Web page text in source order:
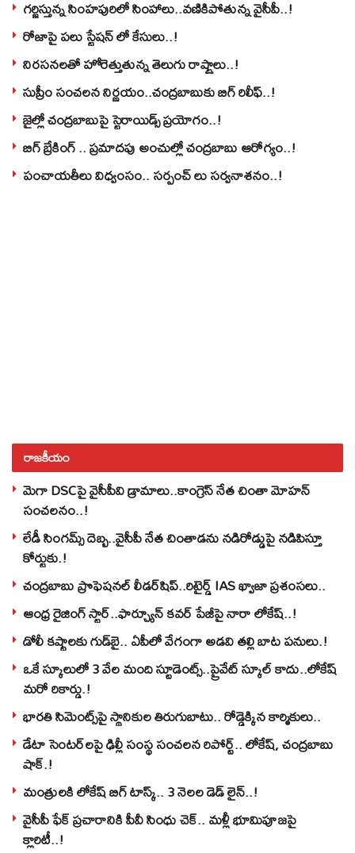
గర్జిస్తున్న సింహపురిలో సింహాలు..వణికిపోతున్న వైసీపీ..!
రోజాపై పలు స్టేషన్ లో కేసులు..!
నిరసనలతో హోరెత్తుతున్న తెలుగు రాష్ట్రాలు..!
సుప్రీం సంచలన నిర్ణయం..చంద్రబాబుకు బిగ్ రిలీఫ్..!
జైల్లో చంద్రబాబుపై స్టెరాయిడ్స్ ప్రయోగం..!
బిగ్ బ్రేకింగ్ .. ప్రమాదపు అంచుల్లో చంద్రబాబు ఆరోగ్యం..!
పంచాయతీలు విధ్వంసం.. సర్పంచ్ లు సర్వనాశనం..!
రాజకీయం
మెగా DSCపై వైసీపీవి డ్రామాలు..కాంగ్రెస్ నేత చింతా మోహన్
సంచలనం..!
లేడీ సింగమ్స్ దెబ్బ..వైసీపీ నేత చింతాడను నడిరోడ్డుపై నడిపిస్తూ
కోర్టుకు.!
చంద్రబాబు ప్రొఫెషనల్ లీడర్‌షిప్..రిటైర్డ్ IAS ఖ్వాజా ప్రశంసలు..
ఆంధ్ర రైజింగ్ స్టార్..ఫార్చ్యూన్ కవర్ పేజీపై నారా లోకేష్..!
డోలీ కష్టాలకు గుడ్‌బై.. ఏపీలో వేగంగా అడవి తల్లి బాట పనులు.!
ఒకే స్కూలులో 3 వేల మంది స్టూడెంట్స్‌..ప్రైవేట్‌ స్కూల్‌ కాదు..లోకేష్
మరో రికార్డు.!
భారతి సిమెంట్స్‌పై స్థానికుల తిరుగుబాటు.. రోడ్డెక్కిన కార్మికులు..
డేటా సెంటర్‌లపై ఢిల్లీ సంస్థ సంచలన రిపోర్ట్.. లోకేష్‌, చంద్రబాబు
షాక్‌.!
మంత్రులకి లోకేష్‌ బిగ్‌ టాస్క్‌.. 3 నెలల డెడ్‌ లైన్‌..!
వైసీపీ ఫేక్ ప్రచారానికి పీవీ సింధు చెక్.. మళ్లీ భూమిపూజపై
క్లారిటీ..!